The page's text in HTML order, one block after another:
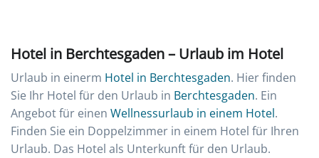
Hotel in Berchtesgaden – Urlaub im Hotel
Urlaub in einerm Hotel in Berchtesgaden. Hier finden
Sie Ihr Hotel für den Urlaub in Berchtesgaden. Ein
Angebot für einen Wellnessurlaub in einem Hotel.
Finden Sie ein Doppelzimmer in einem Hotel für Ihren
Urlaub. Das Hotel als Unterkunft für den Urlaub.